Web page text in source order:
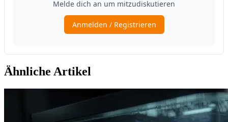
Ähnliche Artikel